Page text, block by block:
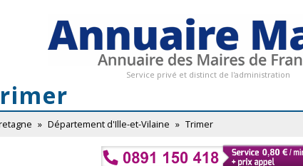
Service privé et distinct de l'administration
» Département d'Ille-et-Vilaine » Trimer